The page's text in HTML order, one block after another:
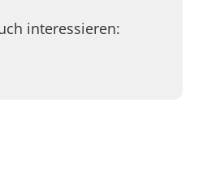
interessieren: